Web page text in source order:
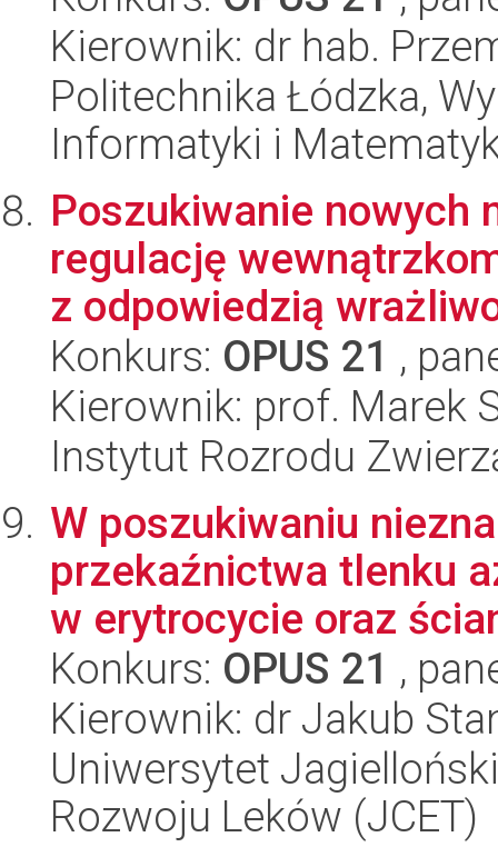
Kierownik: dr hab.
Politechnika Łódzka,
Informatyki i
Poszukiwanie nowych
regulację
z odpowiedzią
Konkurs: OPUS 21 ,
Kierownik: prof. Marek
Instytut Rozrodu
W poszukiwaniu
przekaźnictwa tlenku
w erytrocycie oraz
Konkurs: OPUS 21 ,
Kierownik: dr Jakub
Uniwersytet
Rozwoju Leków (JCET)